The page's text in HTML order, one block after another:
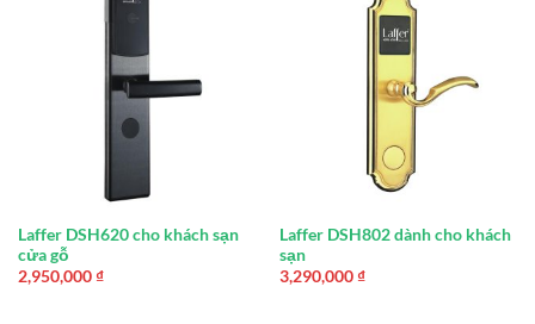
Laffer DSH620 cho khách sạn
cửa gỗ
2,950,000 ₫
Laffer DSH802 dành cho khách
sạn
3,290,000 ₫